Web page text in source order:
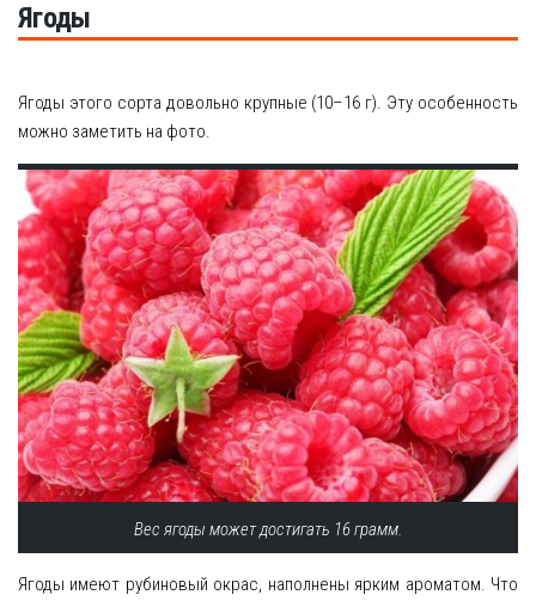
Ягоды
Ягоды этого сорта довольно крупные (10–16 г). Эту особенность
можно заметить на фото.
Вес ягоды может достигать 16 грамм.
Ягоды имеют рубиновый окрас, наполнены ярким ароматом. Что